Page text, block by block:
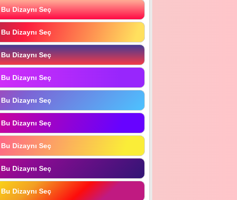
Bu Dizaynı Seç
Bu Dizaynı Seç
Bu Dizaynı Seç
Bu Dizaynı Seç
Bu Dizaynı Seç
Bu Dizaynı Seç
Bu Dizaynı Seç
Bu Dizaynı Seç
Bu Dizaynı Seç